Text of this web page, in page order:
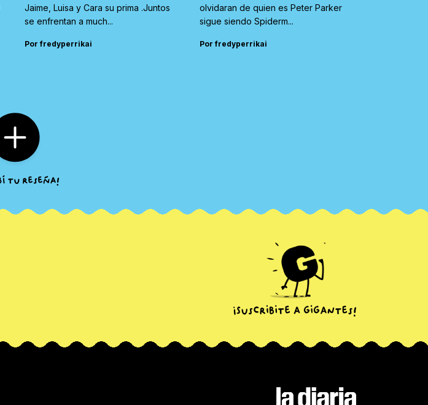
Jaime, Luisa y Cara su prima .Juntos
se enfrentan a much...
Por fredyperrikai
olvidaran de quien es Peter Parker
sigue siendo Spiderm...
Por fredyperrikai